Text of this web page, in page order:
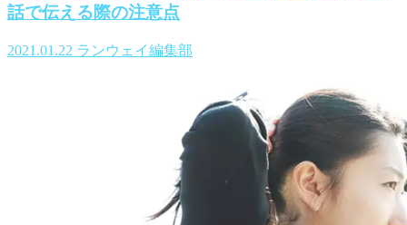
話で伝える際の注意点
2021.01.22 ランウェイ編集部